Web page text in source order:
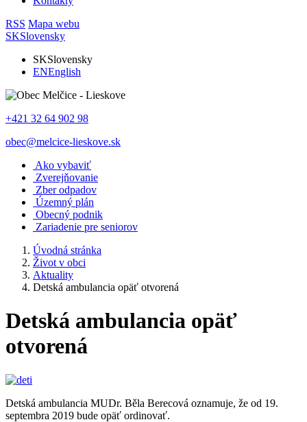
RSS Mapa webu
SKSlovensky
SKSlovensky
ENEnglish
+421 32 64 902 98
obec@melcice-lieskove.sk
Ako vybaviť
Zverejňovanie
Zber odpadov
Územný plán
Obecný podnik
Zariadenie pre seniorov
Úvodná stránka
Život v obci
Aktuality
Detská ambulancia opäť otvorená
Detská ambulancia opäť
otvorená
Detská ambulancia MUDr. Běla Berecová oznamuje, že od 19.
septembra 2019 bude opäť ordinovať.